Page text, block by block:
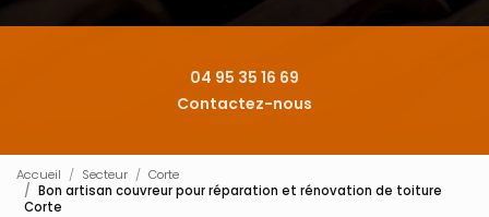
04 95 35 16 69
Contactez-nous
Accueil Secteur
Corte
Bon artisan couvreur pour réparation et rénovation de toiture
Corte